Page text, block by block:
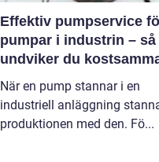
Effektiv pumpservice
pumpar i industrin – så
undviker du
driftstopp
När en pump stannar i en
industriell anläggning
produktionen med den. Fö...